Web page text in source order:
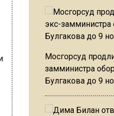
Мосгорсуд
замминистра
Булгакова до 9